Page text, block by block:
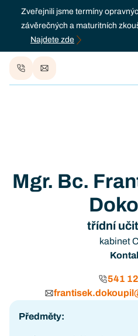
Zveřejnili jsme termíny
závěrečných a maturitních
Najdete zde
Mgr. Bc.
třídní
kabinet
541
Předměty: